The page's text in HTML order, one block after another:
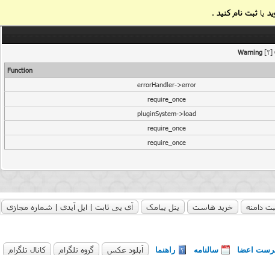
یاثبت نام کنید .
Warning[2]
Function
errorHandler->error
require_once
pluginSystem->load
require_once
require_once
دامنه خرید هاست پنل پیامک آی پی ثابت | اپل آیدی | شماره مجازی
اعضا سالنامه راهنما آپلود عکس گروه تلگرام کانال تلگرام